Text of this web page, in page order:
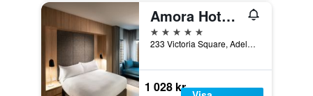
Amora Hotel Adelaide
5 stjärnor
233 Victoria Square, Adelaide, SA, Australien
1 028 kr